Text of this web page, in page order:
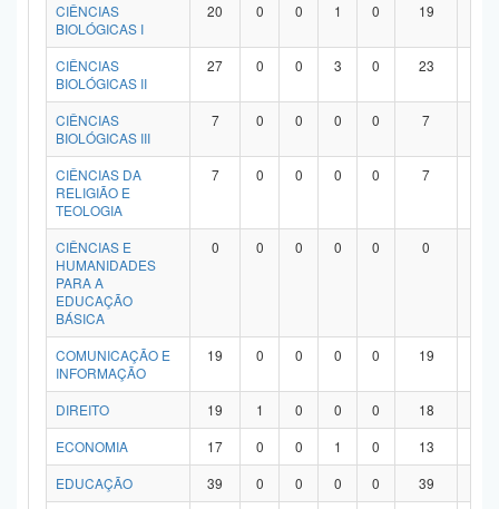
CIÊNCIAS
BIOLÓGICAS I
20 0 0 1 0 19
CIÊNCIAS
BIOLÓGICAS II
27 0 0 3 0 23
CIÊNCIAS
BIOLÓGICAS III
7 0 0 0 0 7
CIÊNCIAS DA
RELIGIÃO E
TEOLOGIA
7 0 0 0 0 7
CIÊNCIAS E
HUMANIDADES
PARA A
EDUCAÇÃO
BÁSICA
0 0 0 0 0 0
COMUNICAÇÃO E
INFORMAÇÃO
19 0 0 0 0 19
DIREITO 19 1 0 0 0 18
ECONOMIA
17 0 0 1 0 13
EDUCAÇÃO
39 0 0 0 0 39